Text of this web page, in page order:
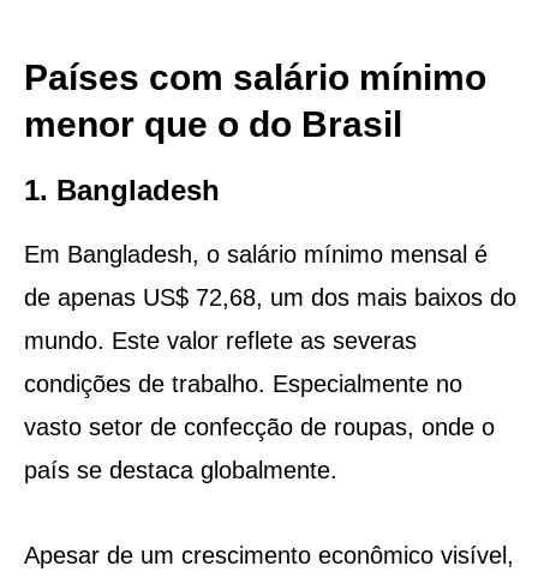
Países com salário mínimo
menor que o do Brasil
1. Bangladesh
Em Bangladesh, o salário mínimo mensal é
de apenas US$ 72,68, um dos mais baixos do
mundo. Este valor reflete as severas
condições de trabalho. Especialmente no
vasto setor de confecção de roupas, onde o
país se destaca globalmente.
Apesar de um crescimento econômico visível,